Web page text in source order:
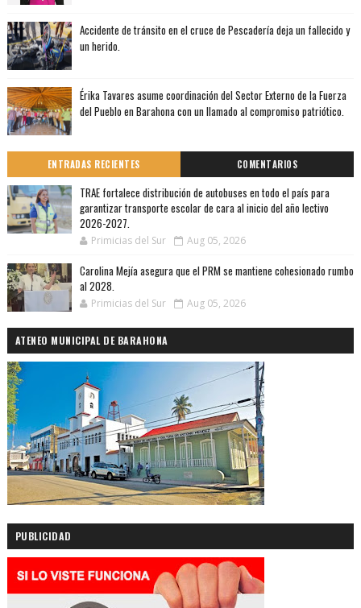
Accidente de tránsito en el cruce de Pescadería deja un fallecido y
un herido.
Érika Tavares asume coordinación del Sector Externo de la Fuerza
del Pueblo en Barahona con un llamado al compromiso patriótico.
ENTRADAS RECIENTES COMENTARIOS
TRAE fortalece distribución de autobuses en todo el país para
garantizar transporte escolar de cara al inicio del año lectivo
2026-2027.
Primicias del Sur Aug 05, 2026
Carolina Mejía asegura que el PRM se mantiene cohesionado rumbo
al 2028.
Primicias del Sur Aug 05, 2026
ATENEO MUNICIPAL DE BARAHONA
PUBLICIDAD